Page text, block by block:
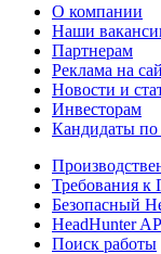
О компании
Наши
Партнерам
Реклама на
Новости и
Инвесторам
Кандидаты по
Требования к
Безопасный
HeadHunter
Поиск работы